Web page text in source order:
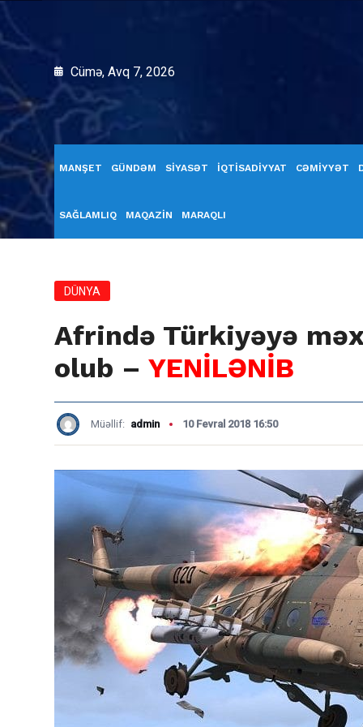
Cümə, Avq 7, 2026
MANŞET GÜNDƏM SİYASƏT İQTİSADİYYAT CƏMİYYƏT
SAĞLAMLIQ MAQAZİN MARAQLI
DÜNYA
Afrində Türkiyəyə
olub – YENİLƏNİB
Müəllif: admin 10 Fevral 2018 16:50